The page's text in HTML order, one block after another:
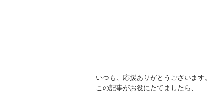
いつも、応援ありがとうございます。
この記事がお役にたてましたら、